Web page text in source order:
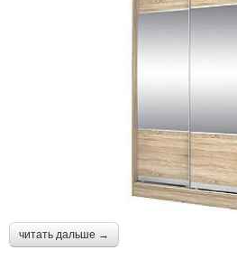
читать дальше →